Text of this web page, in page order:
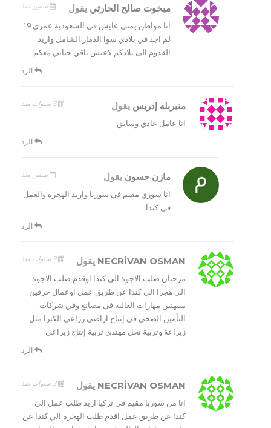
مبخوت صالح الحارثييقول سنتين منذ
انا مواطن يمني عايش في السعودية عمري 19
لم اجد في بلادي سوا الدمار الشامل واريد
القدوم الى بلادكم لاعيش باقي حياتي معكم
الرد
منيربله إدريسيقول 3 سنوات منذ
انا عامل عادي وسايق
الرد
مازن حسونيقول سنتين منذ
انا سوري مقيم في سوريا واريد الهجره والعمل
في كندا
الرد
NECRİVAN OSMAN يقول 3 سنوات منذ
مرحبان ضلب الاجوة الي كندا اوقدم ضلب الاجوة
الي هجرا الي كندا عن طريق عمل اوعمال حرفين
مييهنين مهارات العالية في مصانع وفي شركات
التأمين الصحي في إنتاج اراضي زراعي الكبرا مثل
زيراعة وتربية نحل مهندي تربية إنتاج زيراعي
الرد
NECRİVAN OSMAN يقول 3 سنوات منذ
انا من سوريا مقيم في تركيا اريد طلب عمل الى
كندا عن طريق عمل اقدم طلب الهجرة الي كندا عن